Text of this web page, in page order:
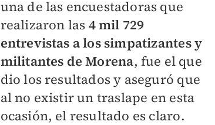
una de las encuestadoras que
realizaron las 4 mil 729
entrevistas a los simpatizantes y
militantes de Morena, fue el que
dio los resultados y aseguró que
al no existir un traslape en esta
ocasión, el resultado es claro.